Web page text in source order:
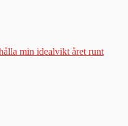
min idealvikt året runt